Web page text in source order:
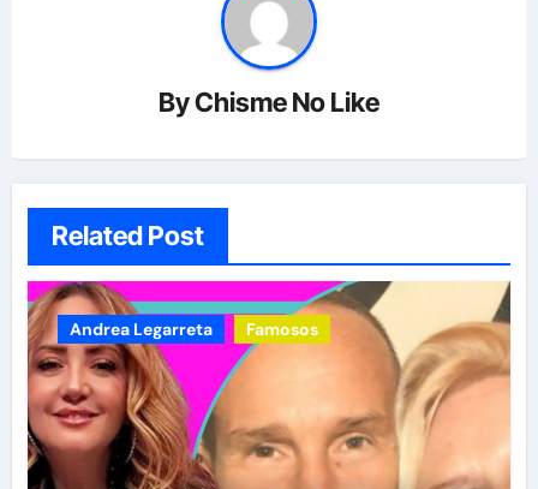
ByChisme No Like
Related Post
Andrea Legarreta Famosos